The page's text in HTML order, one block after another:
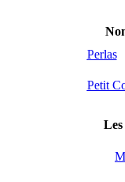
Perlas
Petit